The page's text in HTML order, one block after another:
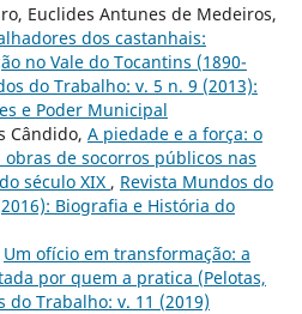
Euclides Antunes de Medeiros,
dos castanhais:
no Vale do Tocantins (1890-
do Trabalho: v. 5 n. 9 (2013):
e Poder Municipal
Cândido, A piedade e a força: o
de socorros públicos nas
século XIX , Revista Mundos do
Biografia e História do
Um ofício em transformação: a
por quem a pratica (Pelotas,
do Trabalho: v. 11 (2019)